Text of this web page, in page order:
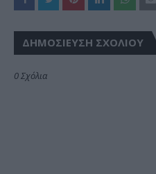
ΔΗΜΟΣΊΕΥΣΗ ΣΧΟΛΊΟΥ
0 Σχόλια